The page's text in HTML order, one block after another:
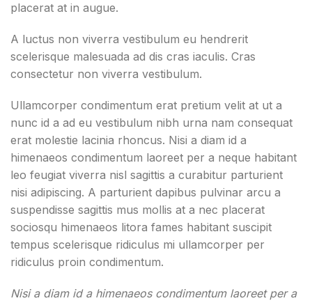
placerat at in augue.
A luctus non viverra vestibulum eu hendrerit
scelerisque malesuada ad dis cras iaculis. Cras
consectetur non viverra vestibulum.
Ullamcorper condimentum erat pretium velit at ut a
nunc id a ad eu vestibulum nibh urna nam consequat
erat molestie lacinia rhoncus. Nisi a diam id a
himenaeos condimentum laoreet per a neque habitant
leo feugiat viverra nisl sagittis a curabitur parturient
nisi adipiscing. A parturient dapibus pulvinar arcu a
suspendisse sagittis mus mollis at a nec placerat
sociosqu himenaeos litora fames habitant suscipit
tempus scelerisque ridiculus mi ullamcorper per
ridiculus proin condimentum.
Nisi a diam id a himenaeos condimentum laoreet per a